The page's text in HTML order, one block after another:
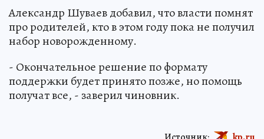
Александр Шуваев добавил, что власти помнят
про родителей, кто в этом году пока не получил
набор новорожденному.
- Окончательное решение по формату
поддержки будет принято позже, но помощь
получат все, - заверил чиновник.